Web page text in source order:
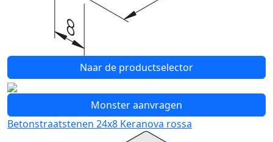
Naar de productselector
Monster aanvragen
Betonstraatstenen 24x8 Keranova rossa